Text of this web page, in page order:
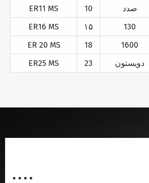
ER11 MS
10 صدد
ER16 MS
۱۵ 130
ER 20 MS
18 1600
ER25 MS
23 دویستون
. . . .